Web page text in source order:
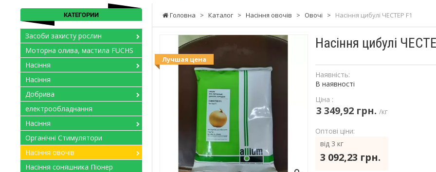
Головна > Каталог > Насіння овочів > Овочі > Насіння цибулі ЧЕСТЕР F1
Насіння цибулі
Лучшая цена
Наявність:
В наявності
Ціна :
3 349,92 грн. /кг
Оптові ціни:
від 3 кг
3 092,23 грн.
КАТЕГОРИИ
Засоби захисту рослин
Моторна олива, мастила FUCHS
Насіння
Насіння
Добрива
електрообладнання
Насіння
Органічні Стимулятори
Насіння овочів
Насіння соняшника Піонер